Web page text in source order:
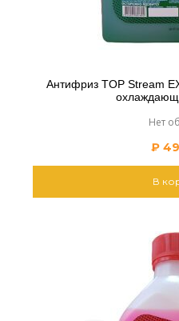
Антифриз TOP Stream
Нет
₽
В